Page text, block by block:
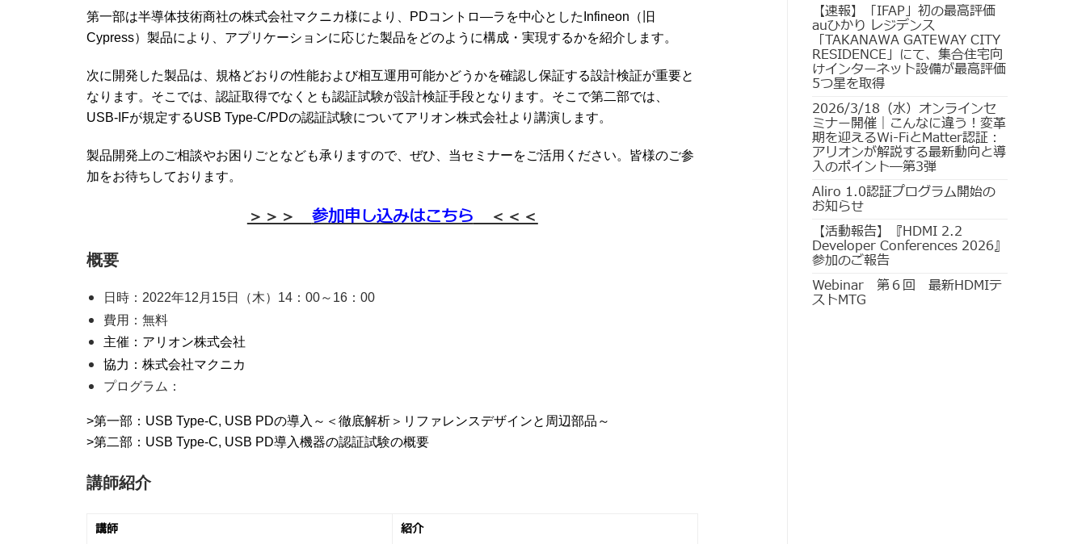
第一部は半導体技術商社の株式会社マクニカ様により、PDコントロ―ラを中心としたInfineon（旧
Cypress）製品により、アプリケーションに応じた製品をどのように構成・実現するかを紹介します。
次に開発した製品は、規格どおりの性能および相互運用可能かどうかを確認し保証する設計検証が重要と
なります。そこでは、認証取得でなくとも認証試験が設計検証手段となります。そこで第二部では、
USB-IFが規定するUSB Type-C/PDの認証試験についてアリオン株式会社より講演します。
製品開発上のご相談やお困りごとなども承りますので、ぜひ、当セミナーをご活用ください。皆様のご参
加をお待ちしております。
＞＞＞ 参加申し込みはこちら ＜＜＜
概要
日時：2022年12月15日（木）14：00～16：00
費用：無料
主催：アリオン株式会社
協力：株式会社マクニカ
プログラム：
>第一部：USB Type-C, USB PDの導入～＜徹底解析＞リファレンスデザインと周辺部品～
>第二部：USB Type-C, USB PD導入機器の認証試験の概要
講師紹介
講師 紹介
【速報】「IFAP」初の最高評価
auひかり レジデンス
「TAKANAWA GATEWAY CITY
RESIDENCE」にて、集合住宅向
けインターネット設備が最高評価
5つ星を取得
2026/3/18（水）オンラインセ
ミナー開催｜こんなに違う！変革
期を迎えるWi-FiとMatter認証：
アリオンが解説する最新動向と導
入のポイント―第3弾
Aliro 1.0認証プログラム開始の
お知らせ
【活動報告】『HDMI 2.2
Developer Conferences 2026』
参加のご報告
Webinar 第６回 最新HDMIテ
ストMTG